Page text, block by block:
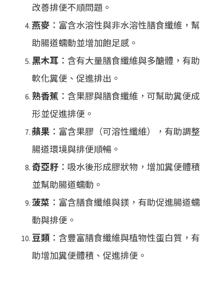
改善排便不順問題。
燕麥 ：富含水溶性與非水溶性膳食纖維，幫
助腸道蠕動並增加飽足感。
黑木耳 ：含有大量膳食纖維與多醣體，有助
軟化糞便、促進排出。
熟香蕉 ：含果膠與膳食纖維，可幫助糞便成
形並促進排便。
蘋果 ：富含果膠（可溶性纖維），有助調整
腸道環境與排便順暢。
奇亞籽 ：吸水後形成膠狀物，增加糞便體積
並幫助腸道蠕動。
菠菜 ：富含膳食纖維與鎂，有助促進腸道蠕
動與排便。
豆類 ：含豐富膳食纖維與植物性蛋白質，有
助增加糞便體積、促進排便。